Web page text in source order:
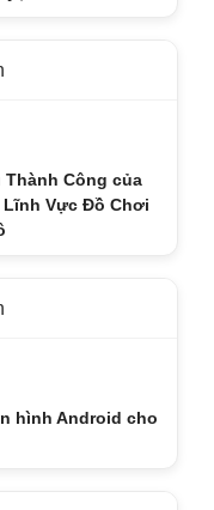
Công của
Vực Đồ Chơi
hình Android cho